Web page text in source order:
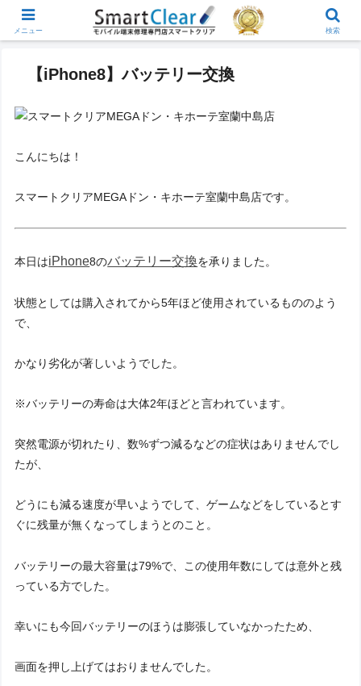
【iPhone8】バッテリー交換
こんにちは！
スマートクリアMEGAドン・キホーテ室蘭中島店です。
本日はiPhone8のバッテリー交換を承りました。
状態としては購入されてから5年ほど使用されているもののよう
で、
かなり劣化が著しいようでした。
※バッテリーの寿命は大体2年ほどと言われています。
突然電源が切れたり、数%ずつ減るなどの症状はありませんでし
たが、
どうにも減る速度が早いようでして、ゲームなどをしているとす
ぐに残量が無くなってしまうとのこと。
バッテリーの最大容量は79%で、この使用年数にしては意外と残
っている方でした。
幸いにも今回バッテリーのほうは膨張していなかったため、
画面を押し上げてはおりませんでした。
メニュー 検索